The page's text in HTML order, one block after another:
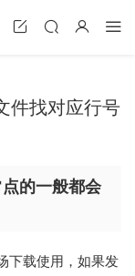
件找对应行号
的一般都会
下载使用，如果发